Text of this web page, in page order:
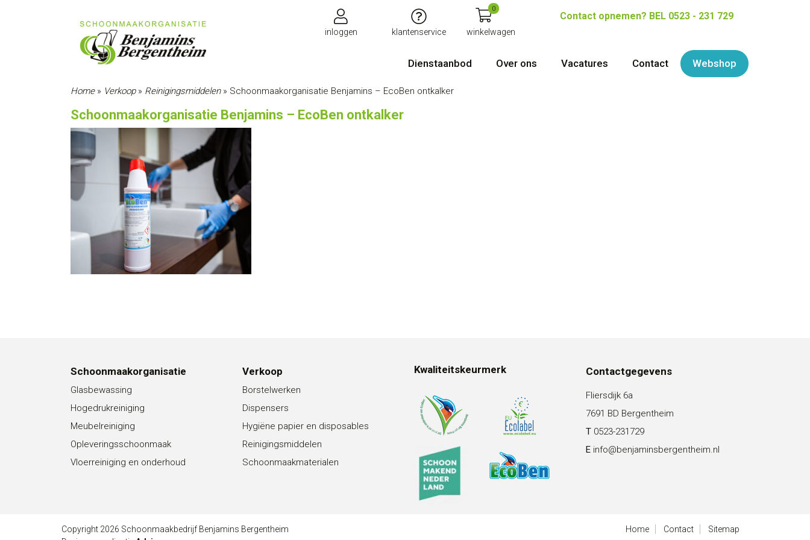
inloggen klantenservice
0
winkelwagen
Contact opnemen? BEL 0523 - 231 729
Dienstaanbod Over ons Vacatures Contact Webshop
Home» Verkoop» Reinigingsmiddelen» Schoonmaakorganisatie Benjamins – EcoBen ontkalker
Schoonmaakorganisatie Benjamins – EcoBen ontkalker
Schoonmaakorganisatie
Glasbewassing
Hogedrukreiniging
Meubelreiniging
Opleveringsschoonmaak
Vloerreiniging en onderhoud
Verkoop
Borstelwerken
Dispensers
Hygiëne papier en disposables
Reinigingsmiddelen
Schoonmaakmaterialen
Kwaliteitskeurmerk Contactgegevens
Fliersdijk 6a
7691 BD Bergentheim
T 0523-231729
E info@benjaminsbergentheim.nl
Copyright 2026 Schoonmaakbedrijf Benjamins Bergentheim
Home Contact Sitemap